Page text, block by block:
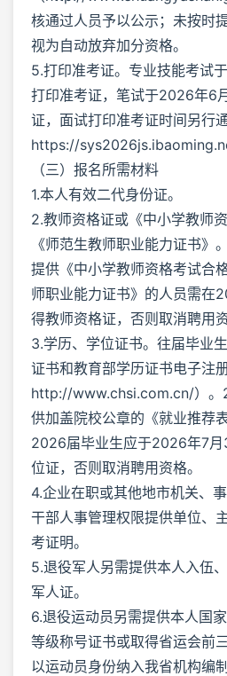
核通过人员予以公示；未按时
视为自动放弃加分资格。
5.打印准考证。专业技能考试
打印准考证，笔试于2026年6
证，面试打印准考证时间另行
https://
（三）报名所需材料
1.本人有效二代身份证。
2.教师资格证或《中小学教师
《师范生教师职业能力证书》。
提供《中小学教师资格考试合
师职业能力证书》的人员需在
得教师资格证，否则取消聘用资
3.学历、学位证书。往届毕业
证书和教育部学历证书电子注
http://www.chsi.com.cn/）。
供加盖院校公章的《就业推荐表
2026届毕业生应于2026年7月
位证，否则取消聘用资格。
4.企业在职或其他地市机关、
干部人事管理权限提供单位、
考证明。
5.退役军人另需提供本人入伍
军人证。
6.退役运动员另需提供本人国
等级称号证书或取得省运会前
以运动员身份纳入我省机构编